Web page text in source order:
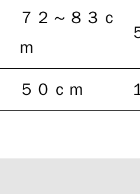
７２～８３ｃ
ｍ
５０ｃｍ